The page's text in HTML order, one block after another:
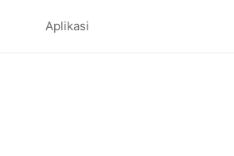
Aplikasi